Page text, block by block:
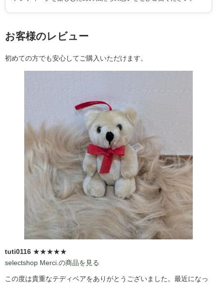
お客様のレビュー
初めての方でも安心してご購入いただけます。
tuti0116 ★★★★★
selectshop Merci.の商品を見る
この度は貴重なテディベアをありがとうございました。最近になっ